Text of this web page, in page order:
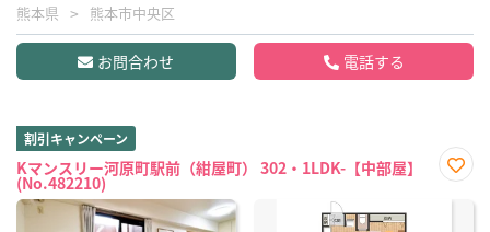
熊本県 熊本市中央区
お問合わせ 電話する
割引キャンペーン
Kマンスリー河原町駅前（紺屋町） 302・1LDK-【中部屋】
(No.482210)
に入